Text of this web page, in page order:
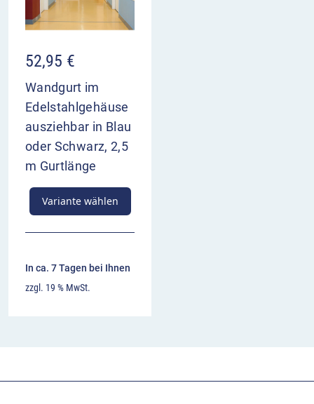
52,95 €
Wandgurt im
Edelstahlgehäuse
ausziehbar in Blau
oder Schwarz, 2,5
m Gurtlänge
Variante wählen
In ca. 7 Tagen bei Ihnen
zzgl. 19 % MwSt.